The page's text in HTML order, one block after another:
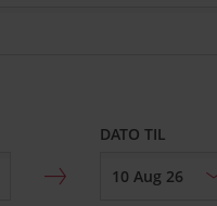
DATO TIL